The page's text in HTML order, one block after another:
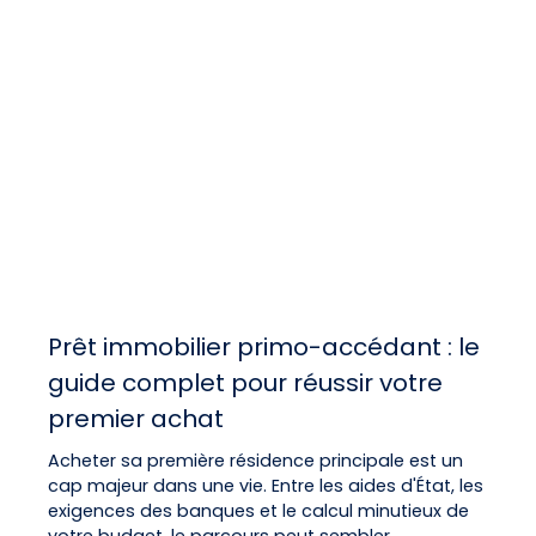
Prêt immobilier primo-accédant : le
guide complet pour réussir votre
premier achat
Acheter sa première résidence principale est un
cap majeur dans une vie. Entre les aides d'État, les
exigences des banques et le calcul minutieux de